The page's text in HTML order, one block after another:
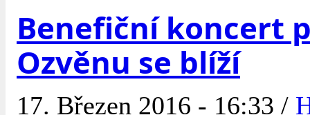
Benefiční koncert
Ozvěnu se blíží
17. Březen 2016 - 16:33 /